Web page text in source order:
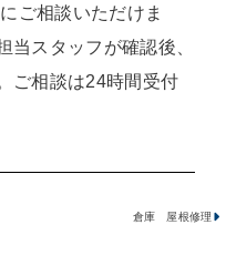
ご相談いただけま
当スタッフが確認後、
ご相談は24時間受付
倉庫 屋根修理